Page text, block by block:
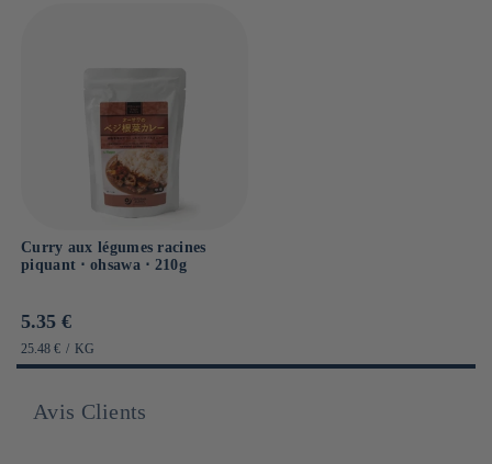
Curry aux légumes racines
piquant ⋅ ohsawa ⋅ 210g
Prix
habituel
5.35 €
PRIX
UNITAIRE
25.48 € / PAR
KG
Avis Clients